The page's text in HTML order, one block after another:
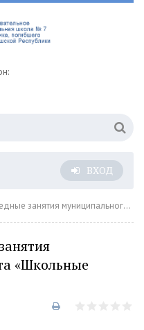
ВХОД
муниципального проекта «Школьные субботы»
«Школьные